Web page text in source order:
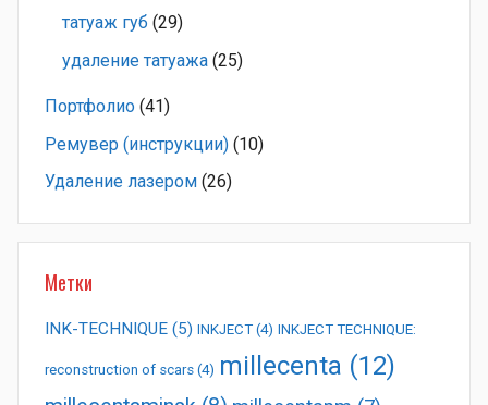
татуаж губ (29)
удаление татуажа (25)
Портфолио (41)
Ремувер (инструкции) (10)
Удаление лазером (26)
Метки
INK-TECHNIQUE (5) INKJECT (4) INKJECT TECHNIQUE:
reconstruction of scars (4) millecenta (12)